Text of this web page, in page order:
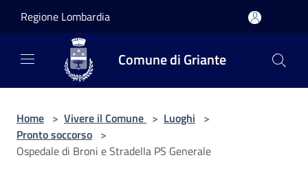
Regione Lombardia
Comune di Griante
Home > Vivere il Comune > Luoghi >
Pronto soccorso >
Ospedale di Broni e Stradella PS Generale